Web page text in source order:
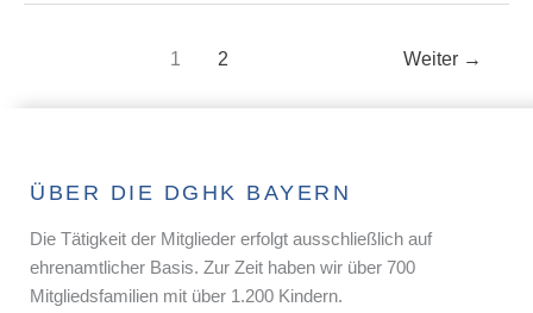
1 2 Weiter →
ÜBER DIE DGHK BAYERN
Die Tätigkeit der Mitglieder erfolgt ausschließlich auf
ehrenamtlicher Basis. Zur Zeit haben wir über 700
Mitgliedsfamilien mit über 1.200 Kindern.